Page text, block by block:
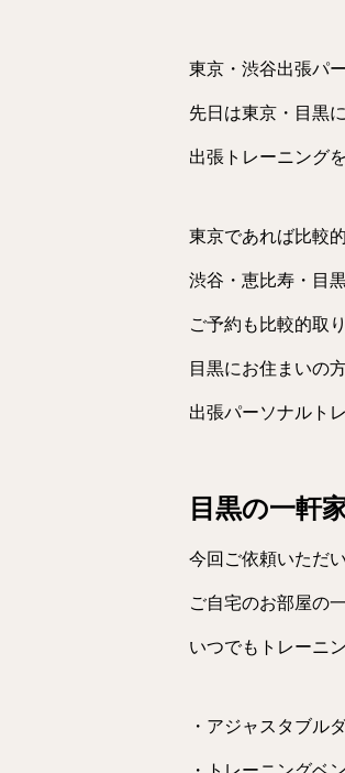
東京・渋谷出張パ
先日は東京・目黒
出張トレーニング
東京であれば比較
渋谷・恵比寿・目
ご予約も比較的取
目黒にお住まいの
出張パーソナルト
目黒の一軒
今回ご依頼いただ
ご自宅のお部屋の
いつでもトレーニ
・アジャスタブル